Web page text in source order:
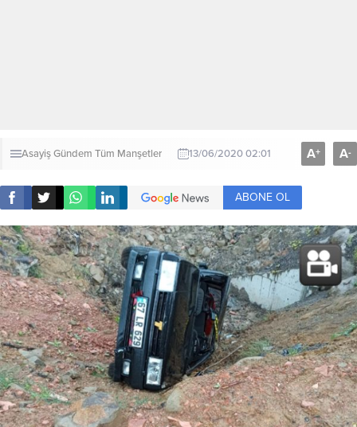
AsayişGündem Tüm Manşetler 13/06/2020 02:01 A+ A-
ABONE OL